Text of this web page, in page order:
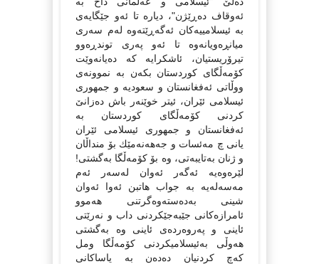
ئەوقاف دەڕێژن"، دیارە تا ئەو جێگایەی
بە ئیسلامییەكان ئەگەڕێتەوە لەم سەری
میانڕەویانەوە تا ئەو پەری توندڕەوو
تیرۆریستیان، ئاشكرایە كە دەیانەوێت
كۆمەڵگای كوردستان بكەن بە نموونەی
ووڵاتی ئەفغانستان و سعودیە و جمهوری
ئیسلامی ئێران، ئیتر خوێنەر باش دەزانێ
كردنی كۆمەڵگای كوردستان بە
ئەفغانستان و جمهوری ئیسلامی ئێران
یانی چ مەئسات و جەهەنەمێك بۆ منداڵان
و ژنان بەتایبەتی، وە بۆ كۆمەڵگا بەگشتی!
لێرەوەیە ئەگەر ئەوان لەسەر ئەم
مەسەلەیە بە جواب هاتبن ئەوا ئەوان
شینی بەدەستەوەگرتنی هەموو
ئامرازەكانی جێبەجێكردنی داب و نەرێتی
ئاینی و پەروەردەی ئاینی وە بەگشتی
هەوڵی بەئیسلامیكردنی كۆمەڵگا ومل
كەچ كردنیان دەدەن بە یاساكانی